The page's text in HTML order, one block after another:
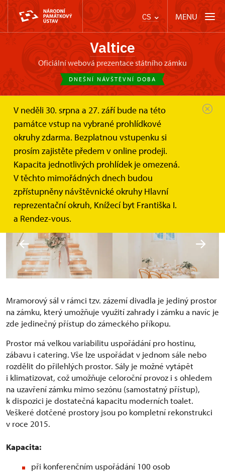
CS MENU
Valtice
oficiální webová prezentace státního zámku
DNEŠNÍ NÁVŠTĚVNÍ DOBA
V neděli 30. srpna a 27. září bude na této
památce vstup na vybrané prohlídkové
okruhy zdarma. Bezplatnou vstupenku si
prosím zajistěte předem v online prodeji.
Kapacita jednotlivých prohlídek je omezená.
V těchto mimořádných dnech budou
zpřístupněny návštěvnické okruhy Hlavní
reprezentační okruh, Knížecí byt Františka I.
a Rendez-vous.
Zámek Valtice Svatby a pronájmy Mramorový sál
Mramorový sál
Unikátní prostor spojující park, sklepy a zámecký
příkop
Mramorový sál v rámci tzv. zázemí divadla je jediný prostor
na zámku, který umožňuje využití zahrady i zámku a navíc je
zde jedinečný přístup do zámeckého příkopu.
Prostor má velkou variabilitu uspořádání pro hostinu,
zábavu i catering. Vše lze uspořádat v jednom sále nebo
rozdělit do přilehlých prostor. Sály je možné vytápět
i klimatizovat, což umožňuje celoroční provoz i s ohledem
na uzavření zámku mimo sezónu (samostatný přístup),
k dispozici je dostatečná kapacitu moderních toalet.
Veškeré dotčené prostory jsou po kompletní rekonstrukci
v roce 2015.
Kapacita:
při konferenčním uspořádání 100 osob